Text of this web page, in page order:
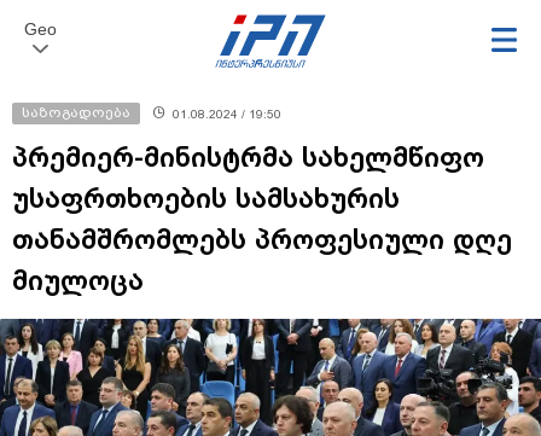
Geo
საზოგადოება 01.08.2024 / 19:50
პრემიერ-მინისტრმა სახელმწიფო
უსაფრთხოების სამსახურის
თანამშრომლებს პროფესიული დღე
მიულოცა